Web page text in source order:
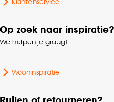
Klantenservice
Op zoek naar inspiratie?
We helpen je graag!
Wooninspiratie
Ruilen of retourneren?